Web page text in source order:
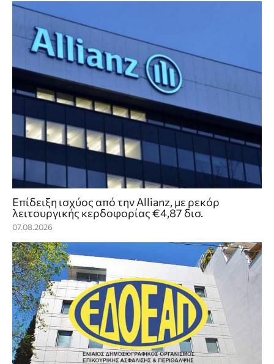
Επίδειξη ισχύος από την Allianz, με ρεκόρ
λειτουργικής κερδοφορίας €4,87 δισ.
07.08.2026